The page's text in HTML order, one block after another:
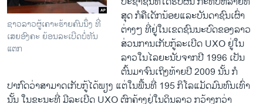
ຊາວລາວຜູ້ເຄາະຮ້າຍຄົນນຶ່ງ ທີ່
ເສຍອົງຄະ ຍ້ອນລະເບີດບໍ່ທັນ
ແຕກ
ສຸດ​ ກໍ​ຄື​ເດັກນ້ອຍ​ແລະ​ບັນດາຊົນ​ເຜົ່າ​
ຕ່າງໆ ​ທີ່ຢູ່​ໃນ​ເຂດ​ຊົນນະບົດ​ຂອງ​ລາວ
ສ່ວນ​ການ​ເກັບ​ກູ້​ລະ​ເບີດ UXO ຢູ່​ໃນ​
ລາວ​ໃນ​ໄລຍະ​ນັບ​ຈາກ​ປີ 1996 ​ເປັນ​
ຕົ້ນ​ມາ​ຈົນ​ເຖິງ​ທ້າຍ​ປີ 2009 ນັ້ນ ​ກໍ​
ປາກົດ​ວ່າ​ສາມາດ​ເກັບ​ກູ້​ໄດ້​ພຽງ​ ແຕ່​ໃນ​ພື້ນ​ທີ່ 195 ກິ​ໂລ​ແມັດມົນທົນ​ເທົ່າ​
ນັ້ນ ​ໃນ​ຂະນະ​ທີ່​ ມີ​ລະ​ເບີດ UXO ຕົກ​ຄ້າງ​ຢູ່​ໃນ​ດິນ​ລາວ​ ກວ້າງ​ກວ່າ